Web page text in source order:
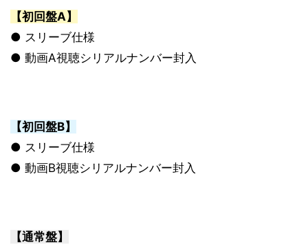
【初回盤A】
● スリーブ仕様
● 動画A視聴シリアルナンバー封入
【初回盤B】
● スリーブ仕様
● 動画B視聴シリアルナンバー封入
【通常盤】